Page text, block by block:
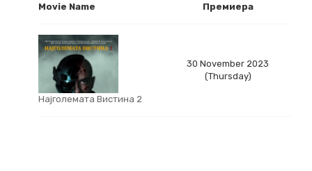
Movie Name Премиера
Најголемата Вистина 2
30 November 2023
(Thursday)